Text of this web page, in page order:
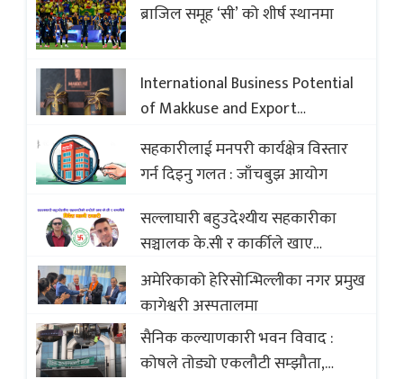
ब्राजिल समूह ‘सी’ को शीर्ष स्थानमा
International Business Potential
of Makkuse and Export
Opportunities of Nepali Sweets
with Global Comparison to
Baklava
सहकारीलाई मनपरी कार्यक्षेत्र विस्तार
गर्न दिइनु गलत : जाँचबुझ आयोग
सल्लाघारी बहुउदेश्यीय सहकारीका
सञ्चालक के.सी र कार्कीले खाए
सदस्यको करोडौं बचत
अमेरिकाको हेरिसोन्भिल्लीका नगर प्रमुख
कागेश्वरी अस्पतालमा
सैनिक कल्याणकारी भवन विवाद :
कोषले तोड्यो एकलौटी सम्झौता,